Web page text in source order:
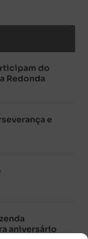
do
Redonda
e
aniversário